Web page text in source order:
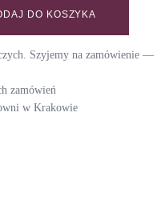
quantity
DO KOSZYKA
Szyjemy na zamówienie —
zamówień
w Krakowie